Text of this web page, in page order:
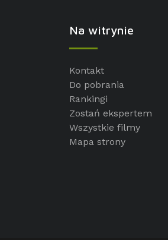
Na witrynie
Kontakt
Do pobrania
Rankingi
Zostań ekspertem
Wszystkie filmy
Mapa strony